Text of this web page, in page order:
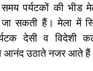
पर्यटकों की भीड
सकती हैं। मेला में
देसी व विदेशी
आनंद उठाते नजर आते